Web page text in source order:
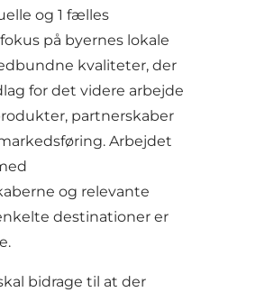
og 1 fælles
på byernes lokale
kvaliteter, der
for det videre arbejde
partnerskaber
Arbejdet
og relevante
destinationer er
bidrage til at der